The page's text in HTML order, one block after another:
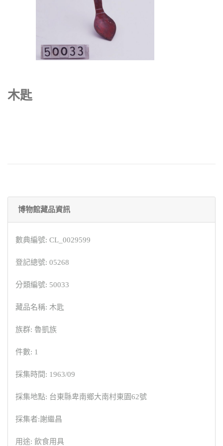
木匙
博物館藏品資訊
數典編號: CL_0029599
登記總號: 05268
分類編號: 50033
藏品名稱: 木匙
族群: 魯凱族
件數: 1
採集時間: 1963/09
採集地點: 台東縣卑南鄉大南村東園62號
採集者:謝繼昌
用途: 飲食用具